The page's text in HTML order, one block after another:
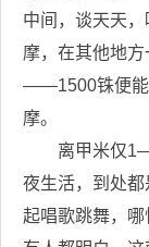
中间，谈天天
摩，在其他地
——1500铢便能
摩。
离甲米仅
夜生活，到处
起唱歌跳舞，